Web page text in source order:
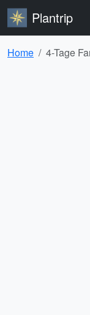
Plantrip
Home 4-Tage